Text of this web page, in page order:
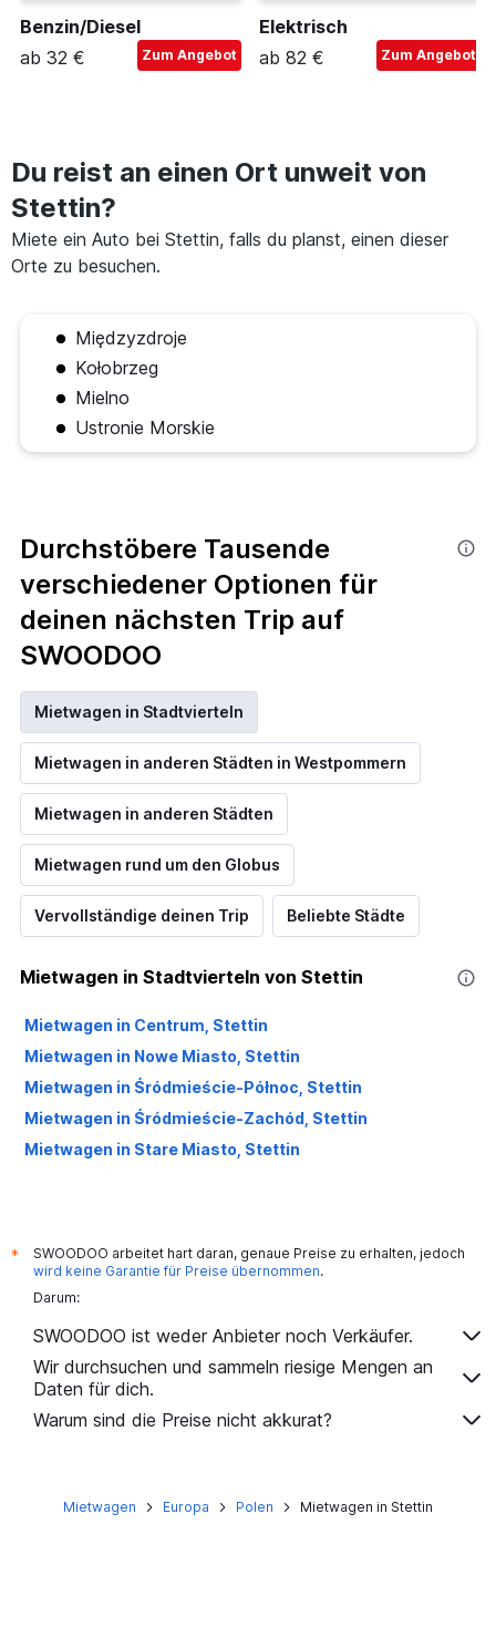
Benzin/Diesel
ab 32 €
Zum Angebot
Elektrisch
ab 82 €
Zum Angebot
Du reist an einen Ort unweit von
Stettin?
Miete ein Auto bei Stettin, falls du planst, einen dieser
Orte zu besuchen.
Międzyzdroje
Kołobrzeg
Mielno
Ustronie Morskie
Durchstöbere Tausende
verschiedener Optionen für
deinen nächsten Trip auf
SWOODOO
Mietwagen in Stadtvierteln
Mietwagen in anderen Städten in Westpommern
Mietwagen in anderen Städten
Mietwagen rund um den Globus
Vervollständige deinen Trip Beliebte Städte
Mietwagen in Stadtvierteln von Stettin
Mietwagen in Centrum, Stettin
Mietwagen in Nowe Miasto, Stettin
Mietwagen in Śródmieście-Północ, Stettin
Mietwagen in Śródmieście-Zachód, Stettin
Mietwagen in Stare Miasto, Stettin
*
SWOODOO arbeitet hart daran, genaue Preise zu erhalten, jedoch
wird keine Garantie für Preise übernommen.
Darum:
SWOODOO ist weder Anbieter noch Verkäufer.
Wir durchsuchen und sammeln riesige Mengen an
Daten für dich.
Warum sind die Preise nicht akkurat?
Mietwagen Europa Polen Mietwagen in Stettin